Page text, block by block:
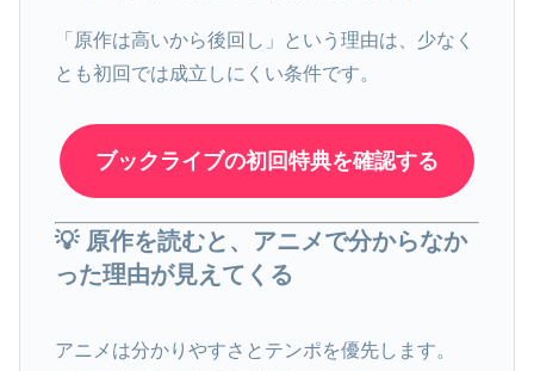
「原作は高いから後回し」という理由は、少なく
とも初回では成立しにくい条件です。
ブックライブの初回特典を確認する
💡 原作を読むと、アニメで分からなか
った理由が見えてくる
アニメは分かりやすさとテンポを優先します。